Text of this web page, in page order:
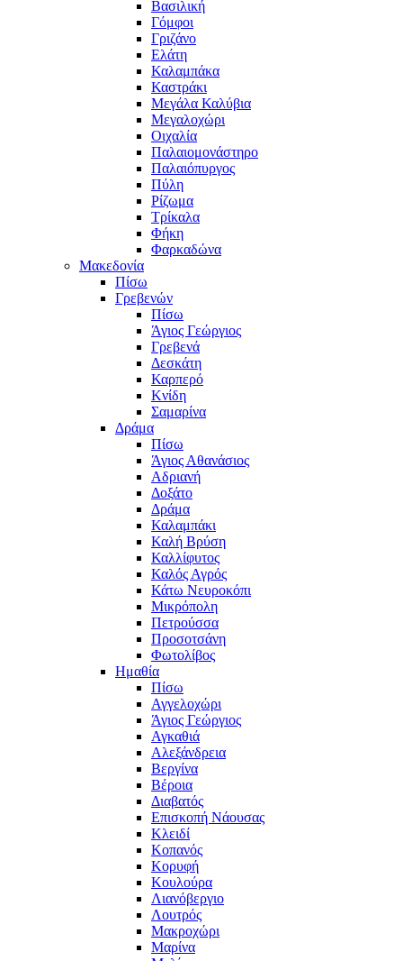
Βασιλική
Γόμφοι
Γριζάνο
Ελάτη
Καλαμπάκα
Καστράκι
Μεγάλα Καλύβια
Μεγαλοχώρι
Οιχαλία
Παλαιομονάστηρο
Παλαιόπυργος
Πύλη
Ρίζωμα
Τρίκαλα
Φήκη
Φαρκαδώνα
Μακεδονία
Πίσω
Γρεβενών
Πίσω
Άγιος Γεώργιος
Γρεβενά
Δεσκάτη
Καρπερό
Κνίδη
Σαμαρίνα
Δράμα
Πίσω
Άγιος Αθανάσιος
Αδριανή
Δοξάτο
Δράμα
Καλαμπάκι
Καλή Βρύση
Καλλίφυτος
Καλός Αγρός
Κάτω Νευροκόπι
Μικρόπολη
Πετρούσσα
Προσοτσάνη
Φωτολίβος
Ημαθία
Πίσω
Αγγελοχώρι
Άγιος Γεώργιος
Αγκαθιά
Αλεξάνδρεια
Βεργίνα
Βέροια
Διαβατός
Επισκοπή Νάουσας
Κλειδί
Κοπανός
Κορυφή
Κουλούρα
Λιανόβεργιο
Λουτρός
Μακροχώρι
Μαρίνα